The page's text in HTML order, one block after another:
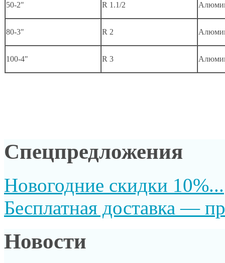
50-2" R 1.1/2
80-3" R 2
100-4" R 3
Спецпредложения
Новогодние скидки 10%...
Бесплатная доставка —
Новости